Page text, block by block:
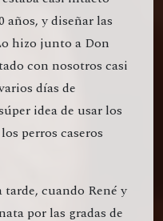
años, y diseñar las
hizo junto a Don
con nosotros casi
días de
idea de usar los
perros caseros
cuando René y
por las gradas de